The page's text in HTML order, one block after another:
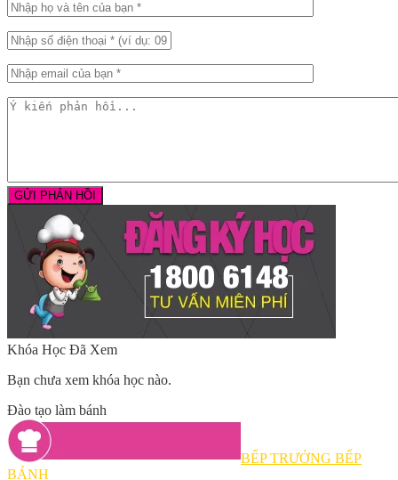
Khóa Học Đã Xem
Bạn chưa xem khóa học nào.
Đào tạo làm bánh
BẾP TRƯỞNG BẾP
BÁNH